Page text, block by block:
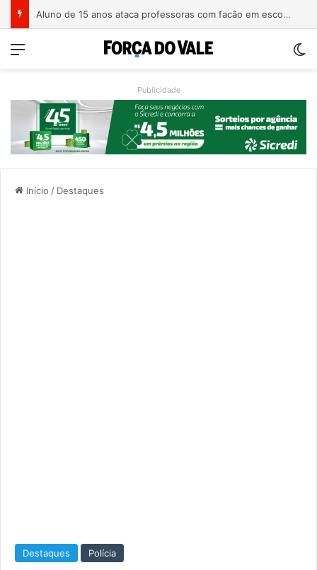
Homem é preso com revólver de numeração raspada em Teutônia
Menu
Publicidade
Início / Destaques
Destaques Polícia